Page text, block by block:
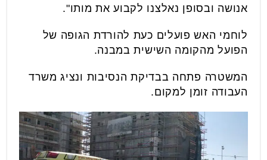
אנושה ובסופן נאלצנו לקבוע את מותו".
לוחמי האש פועלים כעת להורדת הגופה של
הפועל מהקומה השישית במבנה.
המשטרה פתחה בבדיקת הנסיבות ונציג משרד
העבודה זומן למקום.